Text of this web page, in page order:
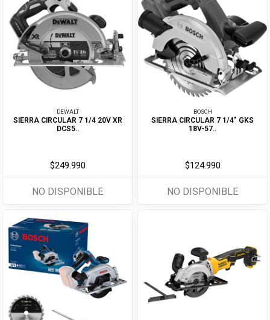
DEWALT
SIERRA CIRCULAR 7 1/4 20V XR
DCS5..
$249.990
NO DISPONIBLE
BOSCH
SIERRA CIRCULAR 7 1/4" GKS
18V-57..
$124.990
NO DISPONIBLE